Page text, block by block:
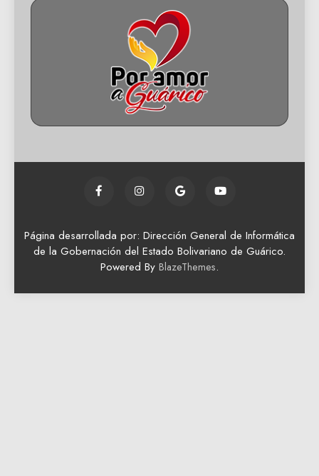
Página desarrollada por: Dirección General de Informática
de la Gobernación del Estado Bolivariano de Guárico.
Powered By BlazeThemes.